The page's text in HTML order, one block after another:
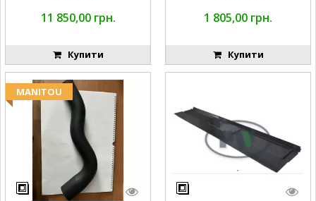
11 850,00 грн.
Купити
1 805,00 грн.
Купити
MANITOU